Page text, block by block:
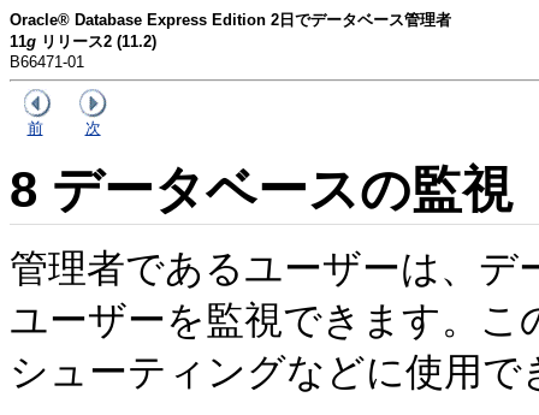
Oracle® Database Express Edition 2日でデータベース管理者
11g リリース2 (11.2)
B66471-01
前 次
8 データベースの監視
管理者であるユーザーは、
ユーザーを監視できます。
シューティングなどに使用で